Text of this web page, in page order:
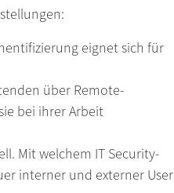
eignet sich für
über Remote-
bei ihrer Arbeit
Mit welchem IT Security-
interner und externer User